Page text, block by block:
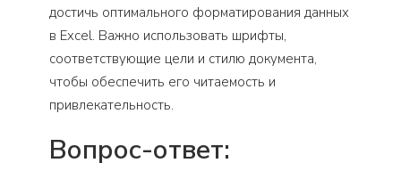
достичь оптимального форматирования данных
в Excel. Важно использовать шрифты,
соответствующие цели и стилю документа,
чтобы обеспечить его читаемость и
привлекательность.
Вопрос-ответ: